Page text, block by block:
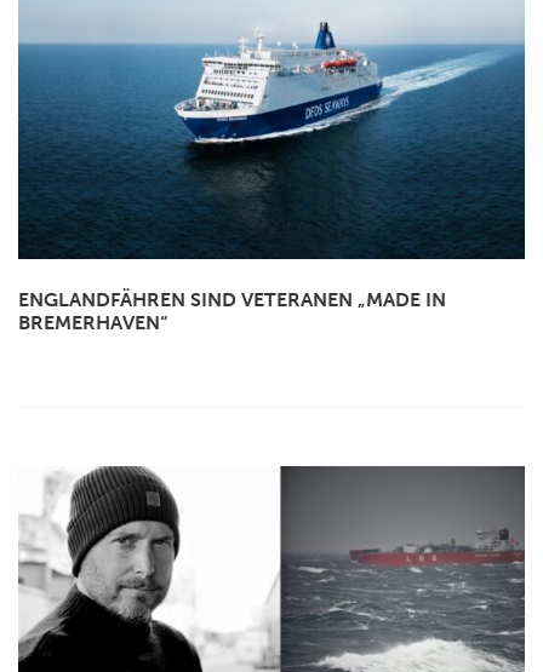
ENGLANDFÄHREN SIND VETERANEN „MADE IN
BREMERHAVEN“